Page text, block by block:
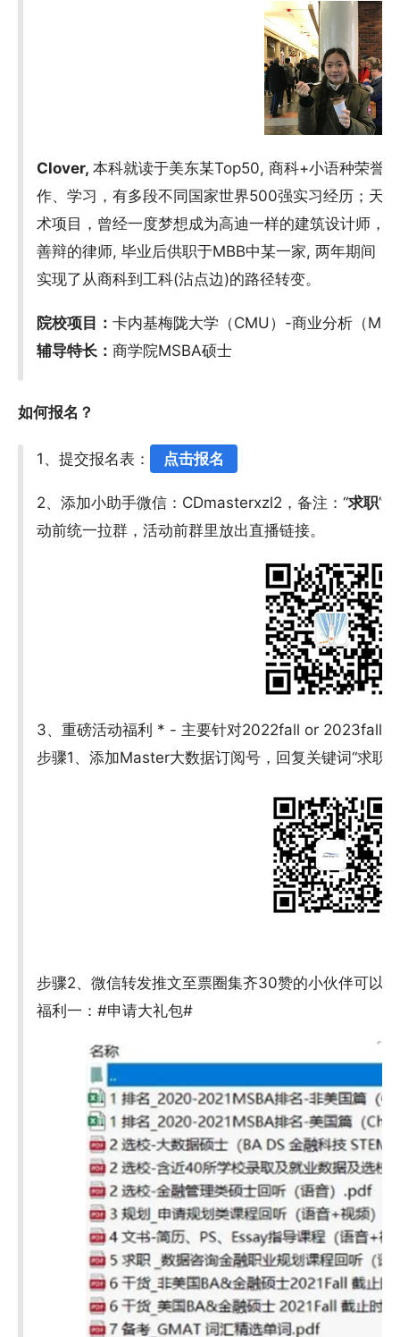
Clover,本科就读于美东某Top50, 商科+小语种荣誉
作、学习，有多段不同国家世界500强实习经历；天
术项目，曾经一度梦想成为高迪一样的建筑设计师，
善辩的律师, 毕业后供职于MBB中某一家, 两年期间，
实现了从商科到工科(沾点边)的路径转变。
院校项目：卡内基梅陇大学（CMU）-商业分析（
辅导特长：商学院MSBA硕士
如何报名？
1、提交报名表： 点击报名
2、添加小助手微信：CDmasterxzl2，备注：“求职”
动前统一拉群，活动前群里放出直播链接。
3、重磅活动福利 * - 主要针对2022fall or 2023fall申
步骤1、添加Master大数据订阅号，回复关键词“求职”
步骤2、微信转发推文至票圈集齐30赞的小伙伴可以
福利一：#申请大礼包#